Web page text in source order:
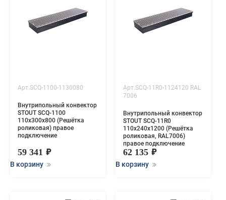
Арт.SCQ-1100-1130080
Внутрипольный конвектор
STOUT SCQ-1100
110х300х800 (Решётка
роликовая) правое
подключение
59 341
В корзину
Арт.SCQ-11R0-1124120 RAL
7006
Внутрипольный конвектор
STOUT SCQ-11R0
110х240х1200 (Решётка
роликовая, RAL7006)
правое подключение
62 135
В корзину